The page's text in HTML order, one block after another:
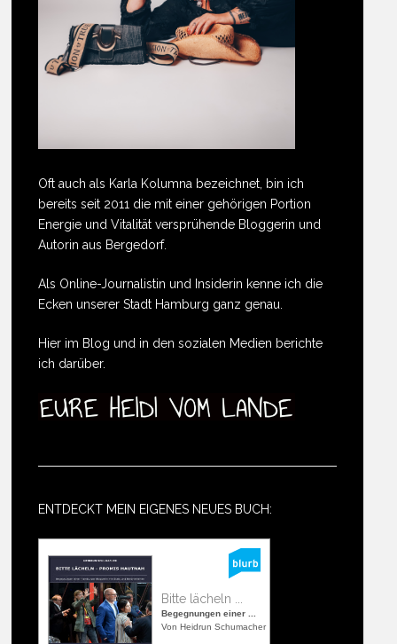
Oft auch als Karla Kolumna bezeichnet, bin ich
bereits seit 2011 die mit einer gehörigen Portion
Energie und Vitalität versprühende Bloggerin und
Autorin aus Bergedorf.
Als Online-Journalistin und Insiderin kenne ich die
Ecken unserer Stadt Hamburg ganz genau.
Hier im Blog und in den sozialen Medien berichte
ich darüber.
ENTDECKT MEIN EIGENES NEUES BUCH:
Bitte lächeln ...
Begegnungen einer ...
Von Heidrun Schumacher